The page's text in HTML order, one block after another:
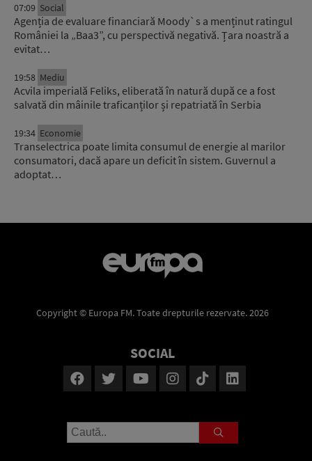
07:09 Social
Agenția de evaluare financiară Moody`s a menținut ratingul
României la „Baa3”, cu perspectivă negativă. Țara noastră a
evitat…
19:58 Mediu
Acvila imperială Feliks, eliberată în natură după ce a fost
salvată din mâinile traficanților și repatriată în Serbia
19:34 Economie
Transelectrica poate limita consumul de energie al marilor
consumatori, dacă apare un deficit în sistem. Guvernul a
adoptat…
Copyright © Europa FM. Toate drepturile rezervate. 2026
SOCIAL